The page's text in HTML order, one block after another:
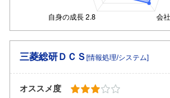
三菱総研ＤＣＳ [情報処理/システム]
オススメ度